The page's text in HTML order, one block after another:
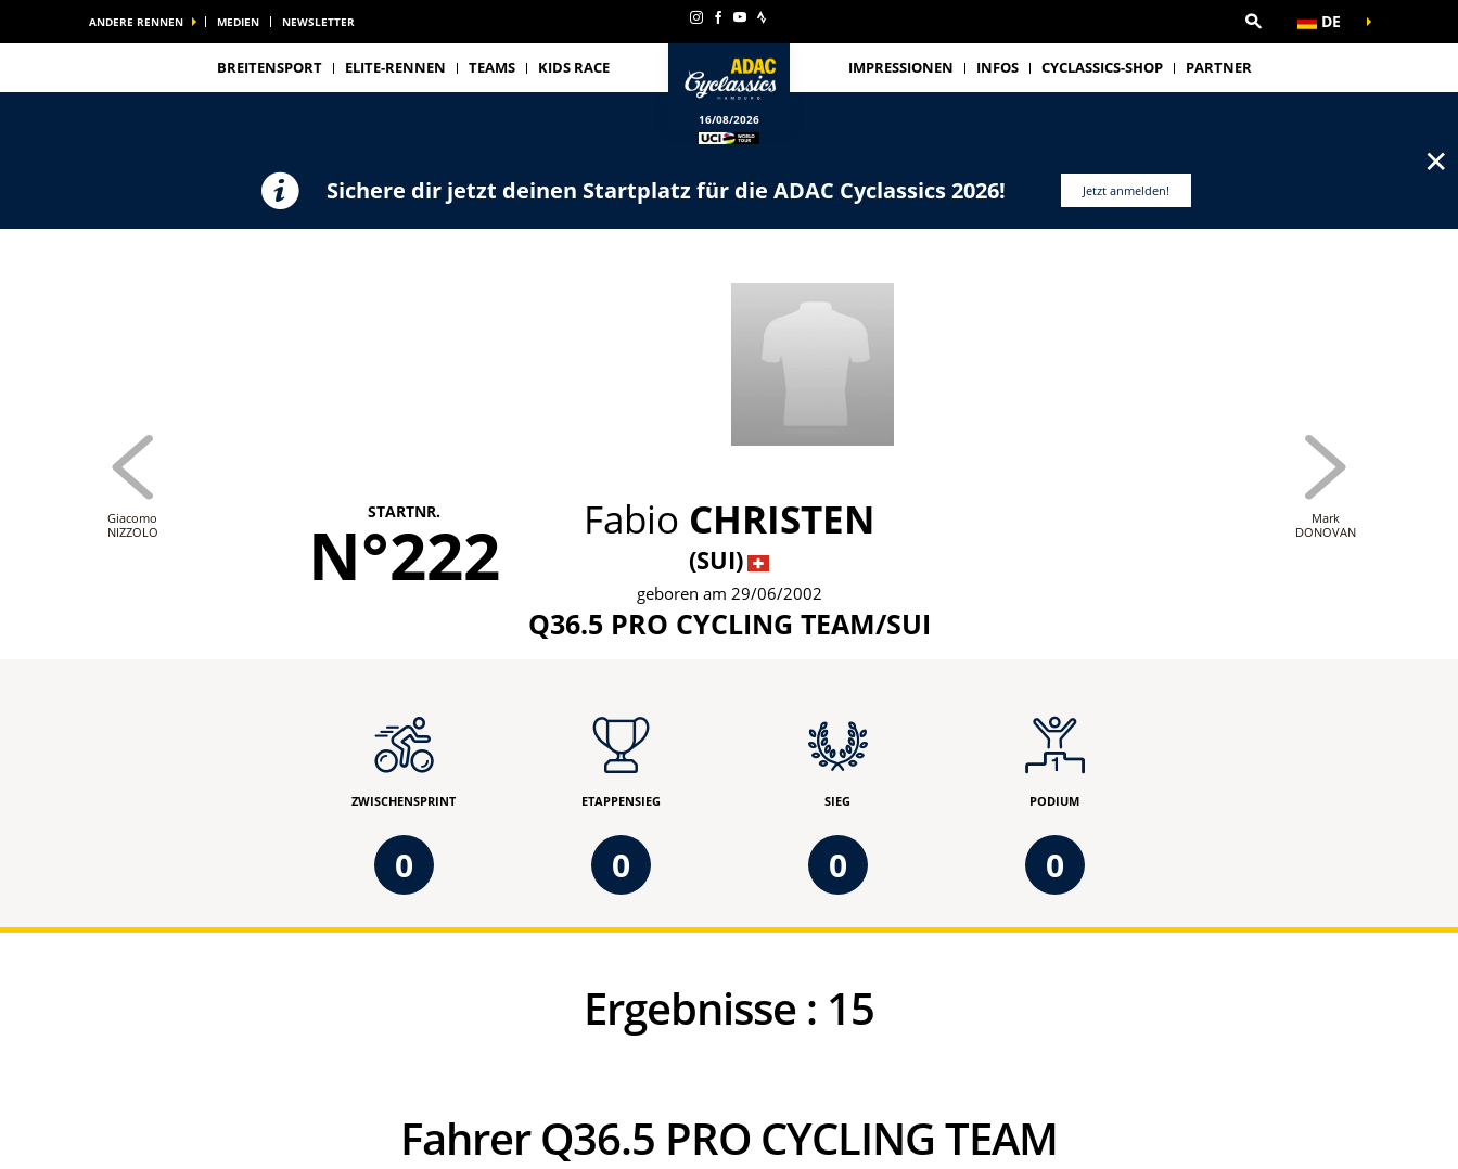
ANDERE RENNEN MEDIEN NEWSLETTER DE
BREITENSPORT ELITE-RENNEN TEAMS KIDS RACE
16/08/2026
IMPRESSIONEN INFOS CYCLASSICS-SHOP PARTNER
Sichere dir jetzt deinen Startplatz für die ADAC Cyclassics 2026! Jetzt anmelden!
✕
STARTNR.
N°222 Fabio CHRISTEN
(SUI)
geboren am 29/06/2002
Q36.5 PRO CYCLING TEAM/SUI
Giacomo
NIZZOLO
Mark
DONOVAN
ZWISCHENSPRINT
0
ETAPPENSIEG
0
SIEG
0
PODIUM
0
Ergebnisse : 15
Fahrer Q36.5 PRO CYCLING TEAM